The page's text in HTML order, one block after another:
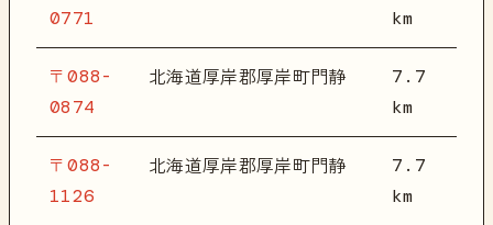
0771
km
〒088-
0874
北海道厚岸郡厚岸町門静
7.7
km
〒088-
1126
北海道厚岸郡厚岸町門静
7.7
km